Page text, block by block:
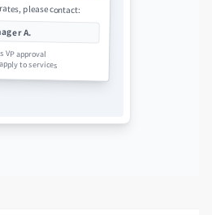
please contact:
A.
VP approval
to services